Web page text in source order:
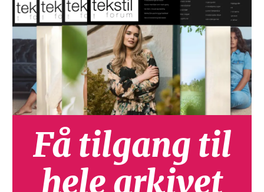
Få tilgang til
hele arkivet